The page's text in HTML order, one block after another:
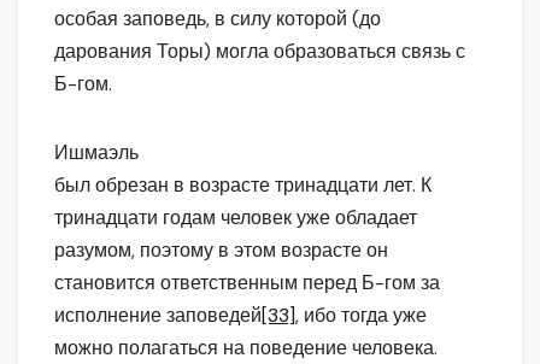
особая заповедь, в силу которой (до
дарования Торы) могла образоваться связь с
Б-гом.
Ишмаэль
был обрезан в возрасте тринадцати лет. К
тринадцати годам человек уже обладает
разумом, поэтому в этом возрасте он
становится ответственным перед Б-гом за
исполнение заповедей[33], ибо тогда уже
можно полагаться на поведение человека.